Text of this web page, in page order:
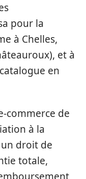
pour la
à Chelles,
et à
en
commerce de
à la
droit de
totale,